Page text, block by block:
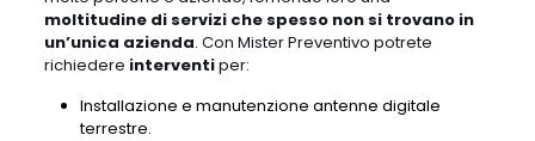
moltitudine di servizi che spesso non si trovano in
un’unica azienda. Con Mister Preventivo potrete
richiedere interventiper:
Installazione e manutenzione antenne digitale
terrestre.